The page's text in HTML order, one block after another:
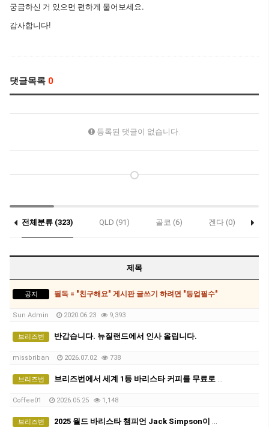
궁금하신 거 있으면 편하게 물어보세요.
감사합니다!
댓글목록 0
등록된 댓글이 없습니다.
전체분류 (323) QLD (91) 골코 (6) 겐다 (0)
제목
공지 필독 = "친구해요" 게시판 글쓰기 하려면 "등업필수"
Sun Admin 2020.06.23 9,393
브리즈번 반갑습니다. 뉴질랜드에서 인사 올립니다.
missbriban 2026.07.02 738
브리즈번 브리즈번에서 세계 1등 바리스타 커피를 무료로 마실 수 있다면?
Coffee01 2026.05.25 1,148
브리즈번 2025 월드 바리스타 챔피언 Jack Simpson이 브리즈번에 옵니다! - The Hideout Team